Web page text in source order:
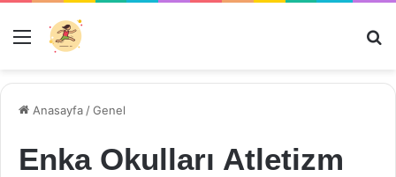
Menü
Anasayfa /Genel
Enka Okulları Atletizm